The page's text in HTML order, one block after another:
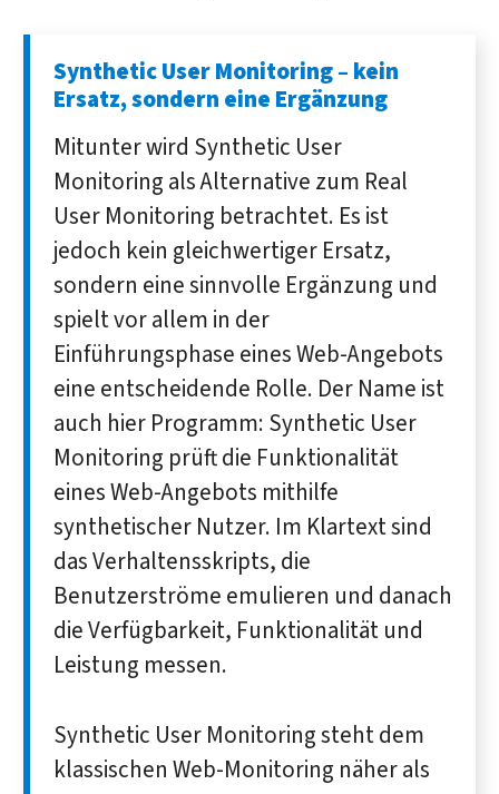
Synthetic User Monitoring – kein
Ersatz, sondern eine Ergänzung
Mitunter wird Synthetic User
Monitoring als Alternative zum Real
User Monitoring betrachtet. Es ist
jedoch kein gleichwertiger Ersatz,
sondern eine sinnvolle Ergänzung und
spielt vor allem in der
Einführungsphase eines Web-Angebots
eine entscheidende Rolle. Der Name ist
auch hier Programm: Synthetic User
Monitoring prüft die Funktionalität
eines Web-Angebots mithilfe
synthetischer Nutzer. Im Klartext sind
das Verhaltensskripts, die
Benutzerströme emulieren und danach
die Verfügbarkeit, Funktionalität und
Leistung messen.
Synthetic User Monitoring steht dem
klassischen Web-Monitoring näher als